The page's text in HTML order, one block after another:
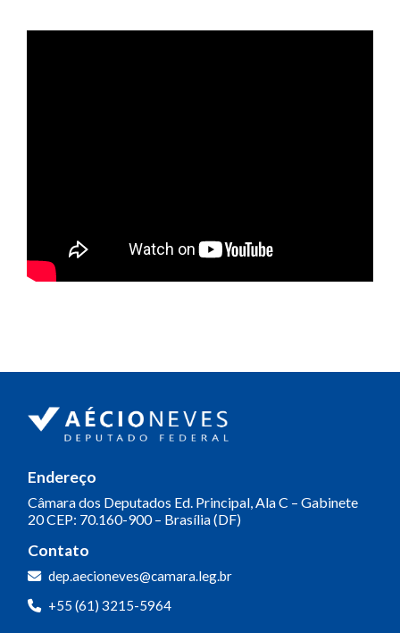
Endereço
Câmara dos Deputados Ed. Principal, Ala C – Gabinete
20CEP: 70.160-900 – Brasília (DF)
Contato
dep.aecioneves@camara.leg.br
+55 (61) 3215-5964